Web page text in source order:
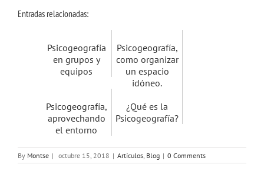
Entradas relacionadas:
Psicogeografía
en grupos y
equipos
Psicogeografía,
como organizar
un espacio
idóneo.
Psicogeografía,
aprovechando
el entorno
¿Qué es la
Psicogeografía?
By Montse | octubre 15, 2018 | Artículos, Blog | 0 Comments